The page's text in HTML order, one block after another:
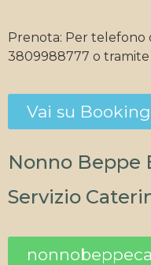
Prenota: Per telefono
3809988777 o
Vai su
Nonno Beppe
Servizio